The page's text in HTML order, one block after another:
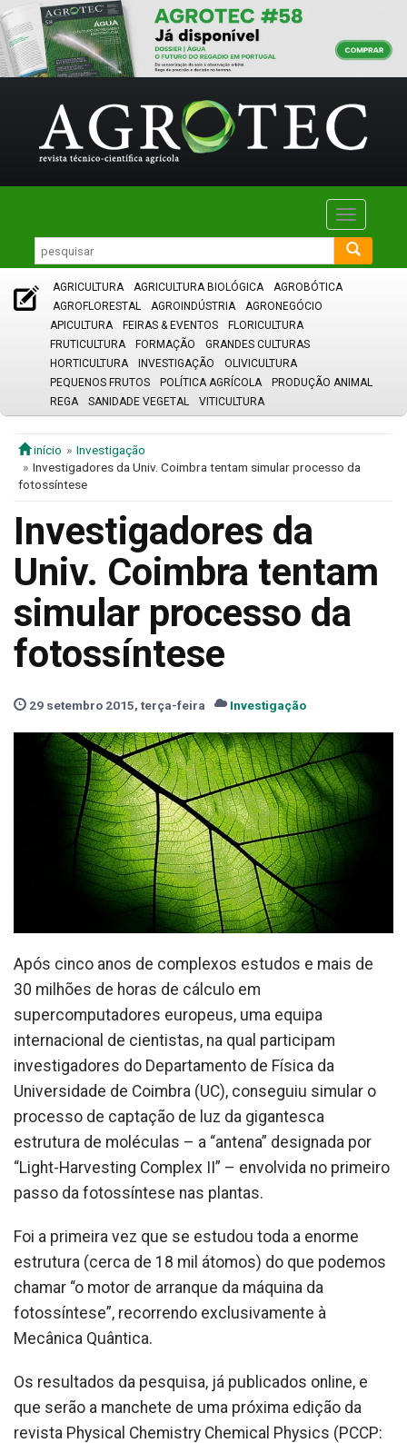
Toggle
AGRICULTURA AGRICULTURA BIOLÓGICA
AGROBÓTICA
AGROFLORESTAL
AGROINDÚSTRIA
AGRONEGÓCIO
APICULTURA
FEIRAS & EVENTOS
FLORICULTURA
FRUTICULTURA
FORMAÇÃO
GRANDES CULTURAS
HORTICULTURA
INVESTIGAÇÃO
OLIVICULTURA
PEQUENOS FRUTOS
POLÍTICA AGRÍCOLA
PRODUÇÃO ANIMAL
REGA
SANIDADE VEGETAL VITICULTURA
início
Investigação
Investigadores da Univ. Coimbra tentam simular processo da
fotossíntese
Investigadores da
Univ. Coimbra tentam
simular processo da
fotossíntese
29 setembro 2015, terça-feira Investigação
Após cinco anos de complexos estudos e mais de
30 milhões de horas de cálculo em
supercomputadores europeus, uma equipa
internacional de cientistas, na qual participam
investigadores do Departamento de Física da
Universidade de Coimbra (UC), conseguiu simular o
processo de captação de luz da gigantesca
estrutura de moléculas – a “antena” designada por
“Light-Harvesting Complex II” – envolvida no primeiro
passo da fotossíntese nas plantas.
Foi a primeira vez que se estudou toda a enorme
estrutura (cerca de 18 mil átomos) do que podemos
chamar “o motor de arranque da máquina da
fotossíntese”, recorrendo exclusivamente à
Mecânica Quântica.
Os resultados da pesquisa, já publicados online, e
que serão a manchete de uma próxima edição da
revista Physical Chemistry Chemical Physics (PCCP: